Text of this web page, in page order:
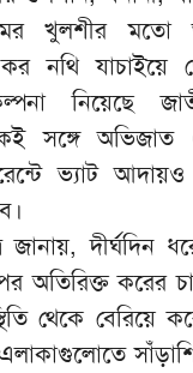
খুলশীর
কর নথি
নিয়েছে
সঙ্গে অভিজাত
ভ্যাট
জানায়, দীর্ঘদিন
অতিরিক্ত করের
থেকে বেরিয়ে